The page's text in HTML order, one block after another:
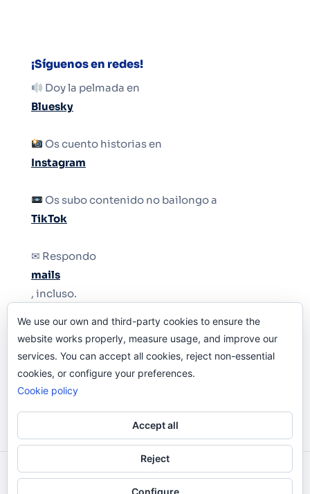
¡Síguenos en redes!
Doy la pelmada en
Bluesky
Os cuento historias en
Instagram
Os subo contenido no bailongo a
TikTok
✉ Respondo
mails
, incluso.
Y si una persona no puede tener teléfono, que
le quiten el teléfono.
Odi O'Malley © 2016-2025. Todos Los Derechos
We use our own and third-party cookies to ensure the
website works properly, measure usage, and improve our
services. You can accept all cookies, reject non-essential
cookies, or configure your preferences.
Cookie policy
Accept all
Reject
Configure